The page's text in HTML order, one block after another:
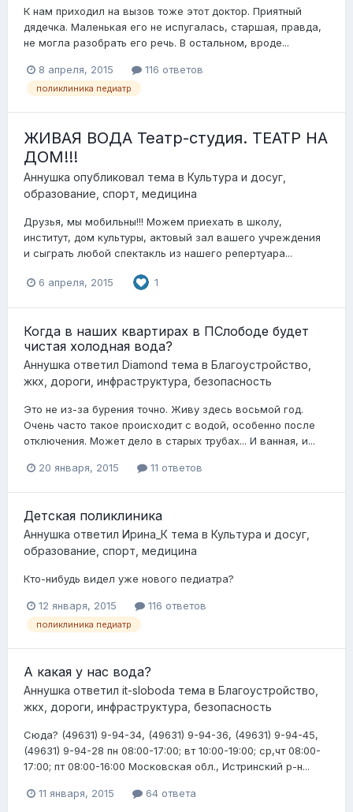
К нам приходил на вызов тоже этот доктор. Приятный
дядечка. Маленькая его не испугалась, старшая, правда,
не могла разобрать его речь. В остальном, вроде...
8 апреля, 2015 116 ответов
поликлиника педиатр
ЖИВАЯ ВОДА Театр-студия. ТЕАТР НА
ДОМ!!!
Аннушка опубликовал тема в Культура и досуг,
образование, спорт, медицина
Друзья, мы мобильны!!! Можем приехать в школу,
институт, дом культуры, актовый зал вашего учреждения
и сыграть любой спектакль из нашего репертуара...
6 апреля, 2015 1
Когда в наших квартирах в ПСлободе будет
чистая холодная вода?
Аннушка ответил Diamond тема в Благоустройство,
жкх, дороги, инфраструктура, безопасность
Это не из-за бурения точно. Живу здесь восьмой год.
Очень часто такое происходит с водой, особенно после
отключения. Может дело в старых трубах... И ванная, и...
20 января, 2015 11 ответов
Детская поликлиника
Аннушка ответил Ирина_К тема в Культура и досуг,
образование, спорт, медицина
Кто-нибудь видел уже нового педиатра?
12 января, 2015 116 ответов
поликлиника педиатр
А какая у нас вода?
Аннушка ответил it-sloboda тема в Благоустройство,
жкх, дороги, инфраструктура, безопасность
Сюда? (49631) 9-94-34, (49631) 9-94-36, (49631) 9-94-45,
(49631) 9-94-28 пн 08:00-17:00; вт 10:00-19:00; ср,чт 08:00-
17:00; пт 08:00-16:00 Московская обл., Истринский р-н...
11 января, 2015 64 ответа